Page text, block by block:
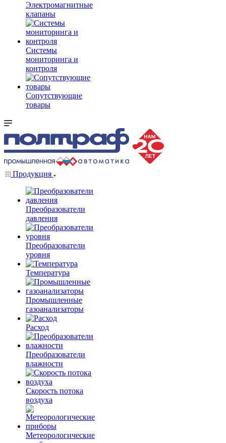
Электромагнитные
клапаны
Системы
мониторинга и
контроля
Сопутствующие
товары
Продукция
Преобразователи
давления
Преобразователи
уровня
Температура
Промышленные
газоанализаторы
Расход
Преобразователи
влажности
Скорость потока
воздуха
Метеорологические